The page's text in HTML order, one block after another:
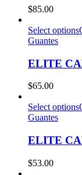
$85.00
Select options
Guantes
ELITE
$65.00
Select options
Guantes
ELITE
$53.00